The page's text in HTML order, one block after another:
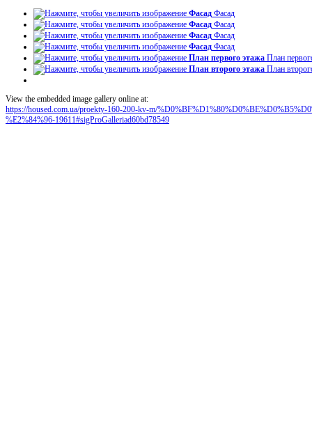
Фасад Фасад
Фасад Фасад
Фасад Фасад
Фасад Фасад
План первого этажа План
План второго этажа План
View the embedded image gallery online at:
https://housed.com.ua/proekty-160-200-kv-m/
%E2%84%96-19611#sigProGalleriad60bd78549